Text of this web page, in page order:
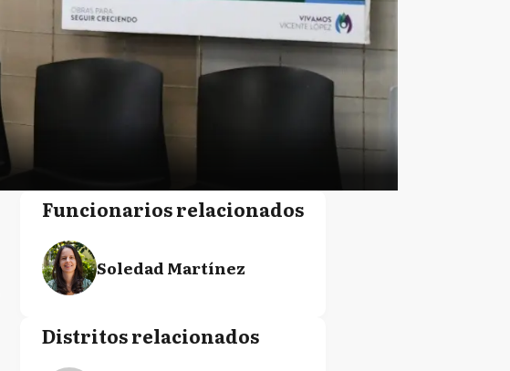
Funcionarios relacionados
Soledad Martínez
Distritos relacionados